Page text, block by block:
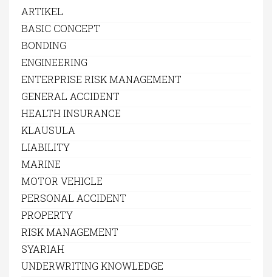
ARTIKEL
BASIC CONCEPT
BONDING
ENGINEERING
ENTERPRISE RISK MANAGEMENT
GENERAL ACCIDENT
HEALTH INSURANCE
KLAUSULA
LIABILITY
MARINE
MOTOR VEHICLE
PERSONAL ACCIDENT
PROPERTY
RISK MANAGEMENT
SYARIAH
UNDERWRITING KNOWLEDGE